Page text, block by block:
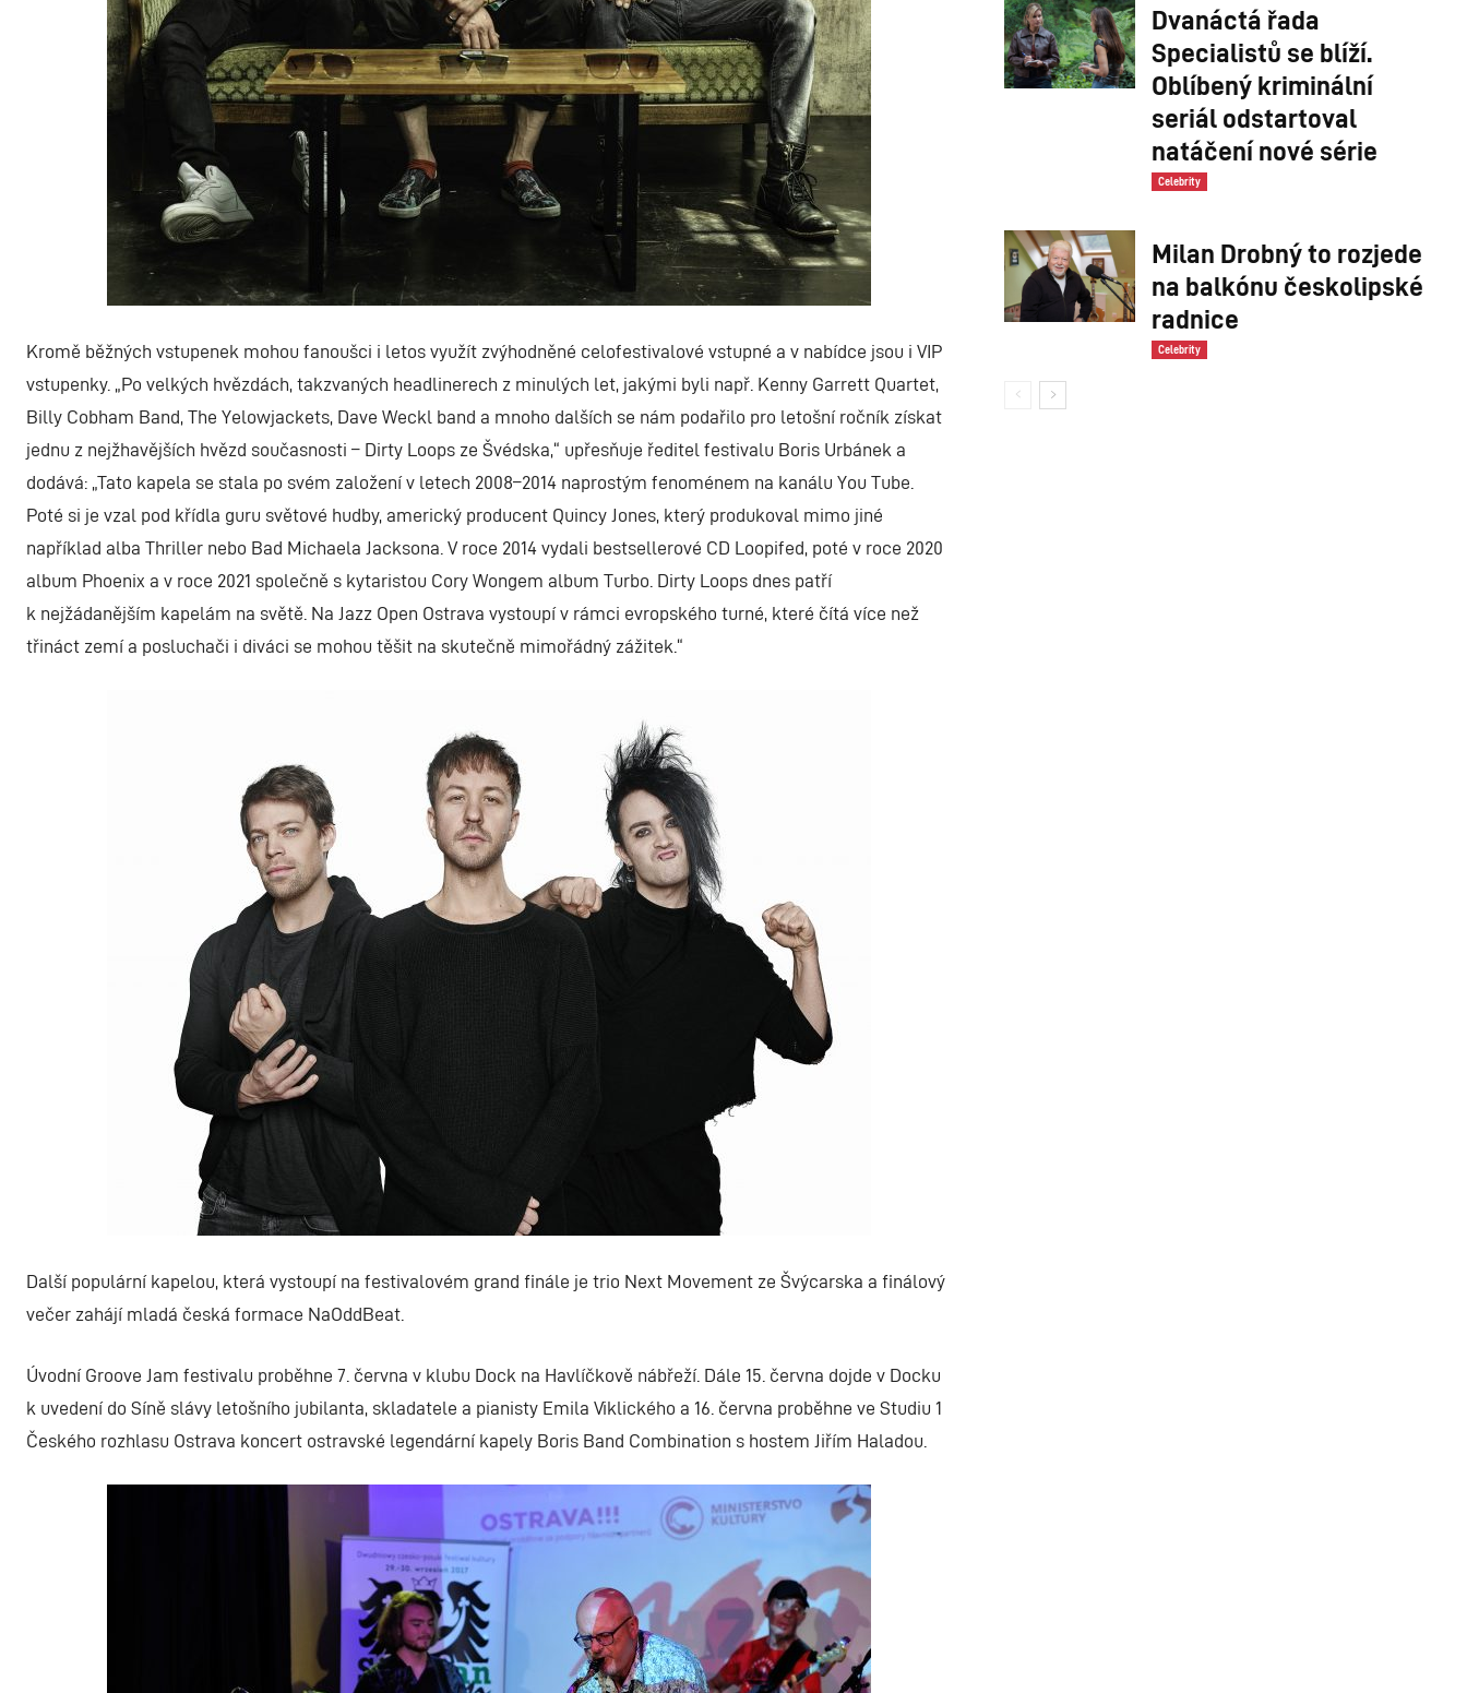
Kromě běžných vstupenek mohou fanoušci i letos využít zvýhodněné celofestivalové vstupné a v nabídce jsou i VIP
vstupenky. „Po velkých hvězdách, takzvaných headlinerech z minulých let, jakými byli např. Kenny Garrett Quartet,
Billy Cobham Band, The Yelowjackets, Dave Weckl band a mnoho dalších se nám podařilo pro letošní ročník získat
jednu z nejžhavějších hvězd současnosti – Dirty Loops ze Švédska,“ upřesňuje ředitel festivalu Boris Urbánek a
dodává: „Tato kapela se stala po svém založení v letech 2008–2014 naprostým fenoménem na kanálu You Tube.
Poté si je vzal pod křídla guru světové hudby, americký producent Quincy Jones, který produkoval mimo jiné
například alba Thriller nebo Bad Michaela Jacksona. V roce 2014 vydali bestsellerové CD Loopifed, poté v roce 2020
album Phoenix a v roce 2021 společně s kytaristou Cory Wongem album Turbo. Dirty Loops dnes patří
k nejžádanějším kapelám na světě. Na Jazz Open Ostrava vystoupí v rámci evropského turné, které čítá více než
třináct zemí a posluchači i diváci se mohou těšit na skutečně mimořádný zážitek.“
Další populární kapelou, která vystoupí na festivalovém grand finále je trio Next Movement ze Švýcarska a finálový
večer zahájí mladá česká formace NaOddBeat.
Úvodní Groove Jam festivalu proběhne 7. června v klubu Dock na Havlíčkově nábřeží. Dále 15. června dojde v Docku
k uvedení do Síně slávy letošního jubilanta, skladatele a pianisty Emila Viklického a 16. června proběhne ve Studiu 1
Českého rozhlasu Ostrava koncert ostravské legendární kapely Boris Band Combination s hostem Jiřím Haladou.
Dvanáctá řada
Specialistů se blíží.
Oblíbený kriminální
seriál odstartoval
natáčení nové série
Celebrity
Milan Drobný to rozjede
na balkónu českolipské
radnice
Celebrity